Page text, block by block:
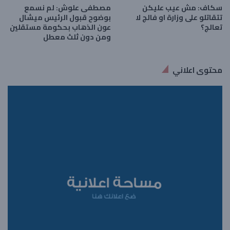
سكاف: مش عيب عليكن
تتقاتلو على وزارة او فالج لا
تعالج؟
مصطفى علوش: لم نسمع
بوضوح قبول الرئيس ميشال
عون الذهاب بحكومة مستقلين
ومن دون ثلث معطل
محتوى اعلاني